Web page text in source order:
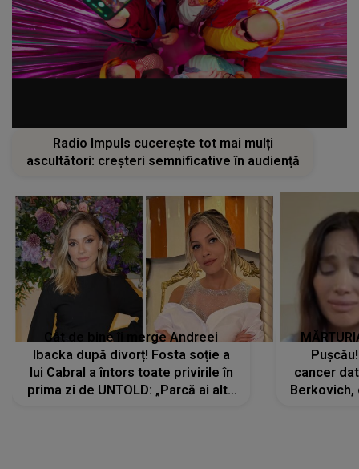
Radio Impuls cucerește tot mai mulți
ascultători: creșteri semnificative în audiență
Cât de bine îi merge Andreei
Ibacka după divorț! Fosta soție a
lui Cabral a întors toate privirile în
prima zi de UNTOLD: „Parcă ai altă
cancer
Berkovich,